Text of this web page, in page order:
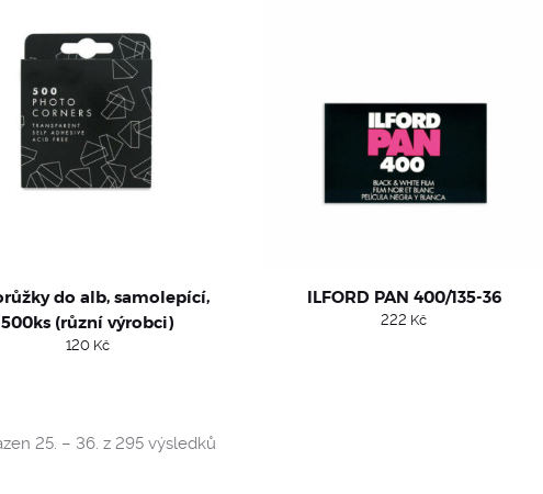
do alb, samolepící,
500ks (různí výrobci)
120 Kč
ILFORD PAN 400/135-36
222 Kč
25. – 36. z 295 výsledkůSorted